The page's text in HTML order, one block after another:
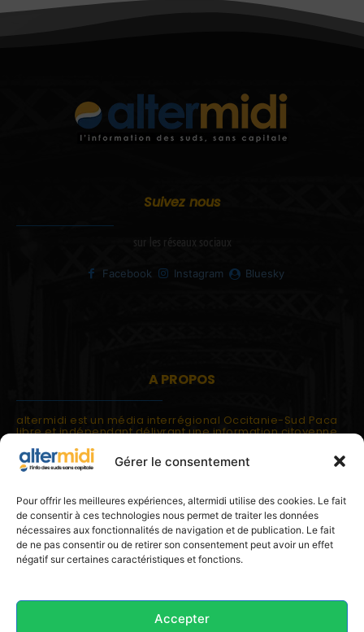
Gérer le consentement
Pour offrir les meilleures expériences, altermidi utilise des cookies. Le fait
de consentir à ces technologies nous permet de traiter les données
nécessaires aux fonctionnalités de navigation et de publication. Le fait
de ne pas consentir ou de retirer son consentement peut avoir un effet
négatif sur certaines caractéristiques et fonctions.
Accepter
Suivez nous
sur les réseaux sociaux
Facebook Instagram Bluesky
A PROPOS
altermidi est un média interrégional Occitanie-Sud Paca
libre et indépendant délivrant une information citoyenne
altermidi est ouvert sur les suds, la méditerranée,
l'europe.
altermidi aborde des thématiques globales évaluées à
partir des constats de terrain ou d'analyses à l'échelon
local.
altermidi c'est l'information capitale, sans capitale.